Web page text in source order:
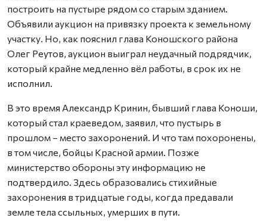
построить на пустыре рядом со старым зданием.
Объявили аукцион на привязку проекта к земельному
участку. Но, как пояснил глава Коношского района
Олег Реутов, аукцион выиграл неудачный подрядчик,
который крайне медленно вёл работы, в срок их не
исполнил.
В это время Александр Кринин, бывший глава Коноши,
который стал краеведом, заявил, что пустырь в
прошлом – место захоронений. И что там похоронены,
в том числе, бойцы Красной армии. Позже
министерство обороны эту информацию не
подтвердило. Здесь образовались стихийные
захоронения в тридцатые годы, когда предавали
земле тела ссыльных, умерших в пути.